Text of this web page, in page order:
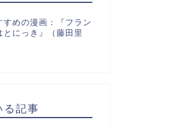
すめの漫画：『フラン
とにっき』（藤田里
る記事